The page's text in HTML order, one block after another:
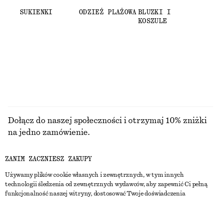
SUKIENKI ODZIEŻ PLAŻOWA BLUZKI I
KOSZULE
Dołącz do naszej społeczności i otrzymaj 10% zniżki
na jedno zamówienie.
CREATE ACCOUNT
ZANIM ZACZNIESZ ZAKUPY
Używamy plików cookie własnych i zewnętrznych, w tym innych
technologii śledzenia od zewnętrznych wydawców, aby zapewnić Ci pełną
funkcjonalność naszej witryny, dostosować Twoje doświadczenia